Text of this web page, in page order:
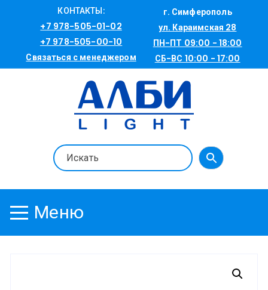
КОНТАКТЫ:
+7 978-505-01-02
+7 978-505-00-10
Связаться с менеджером
г. Симферополь
ул. Караимская 28
ПН-ПТ 09:00 - 18:00
СБ-ВС 10:00 - 17:00
Меню